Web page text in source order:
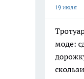
19 июля
моде: